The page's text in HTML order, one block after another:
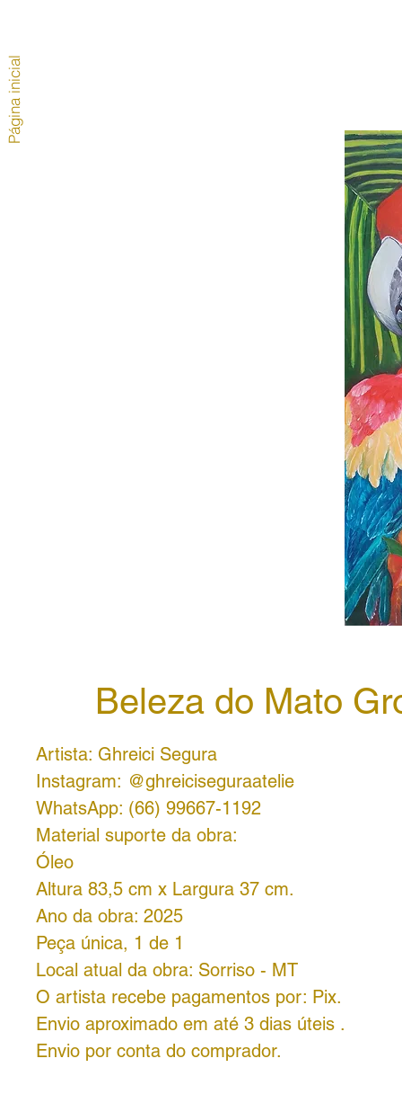
Beleza do Mato
Artista: Ghreici Segura
Instagram: @ghreiciseguraatelie
WhatsApp: (66) 99667-1192
Material suporte da obra:
Óleo
Altura 83,5 cm x Largura 37 cm.
Ano da obra: 2025
Peça única, 1 de 1
Local atual da obra: Sorriso - MT
O artista recebe pagamentos por: Pix.
Envio aproximado em até 3 dias úteis .
Envio por conta do comprador.
Página inicial